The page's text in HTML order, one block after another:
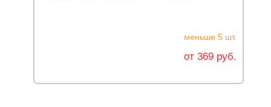
меньше 5 шт.
от 369 руб.